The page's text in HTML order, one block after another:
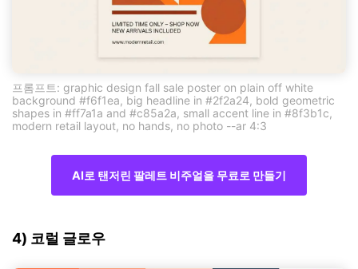
프롬프트: graphic design fall sale poster on plain off white
background #f6f1ea, big headline in #2f2a24, bold geometric
shapes in #ff7a1a and #c85a2a, small accent line in #8f3b1c,
modern retail layout, no hands, no photo --ar 4:3
AI로 탠저린 팔레트 비주얼을 무료로 만들기
4) 코럴 글로우